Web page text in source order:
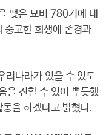
맺은 묘비 780기에 태
숭고한 희생에 존경과
리나라가 있을 수 있도
을 전할 수 있어 뿌듯했
을 하겠다고 밝혔다.